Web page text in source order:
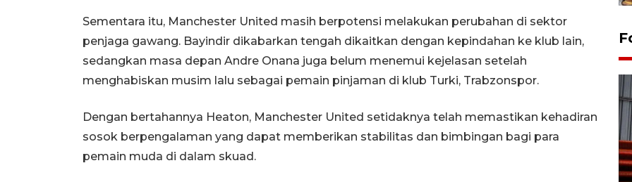
Sementara itu, Manchester United masih berpotensi melakukan perubahan di sektor
penjaga gawang. Bayindir dikabarkan tengah dikaitkan dengan kepindahan ke klub lain,
sedangkan masa depan Andre Onana juga belum menemui kejelasan setelah
menghabiskan musim lalu sebagai pemain pinjaman di klub Turki, Trabzonspor.
Dengan bertahannya Heaton, Manchester United setidaknya telah memastikan kehadiran
sosok berpengalaman yang dapat memberikan stabilitas dan bimbingan bagi para
pemain muda di dalam skuad.